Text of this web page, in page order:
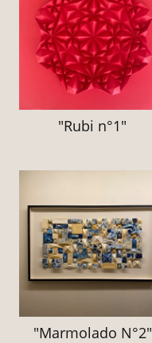
"Rubi n°1"
"Marmolado N°2"